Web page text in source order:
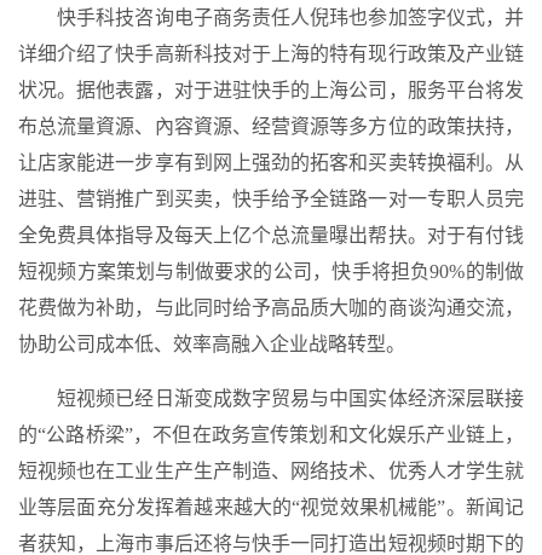
快手科技咨询电子商务责任人倪玮也参加签字仪式，并
详细介绍了快手高新科技对于上海的特有现行政策及产业链
状况。据他表露，对于进驻快手的上海公司，服务平台将发
布总流量資源、內容資源、经营資源等多方位的政策扶持，
让店家能进一步享有到网上强劲的拓客和买卖转换褔利。从
进驻、营销推广到买卖，快手给予全链路一对一专职人员完
全免费具体指导及每天上亿个总流量曝出帮扶。对于有付钱
短视频方案策划与制做要求的公司，快手将担负90%的制做
花费做为补助，与此同时给予高品质大咖的商谈沟通交流，
协助公司成本低、效率高融入企业战略转型。
短视频已经日渐变成数字贸易与中国实体经济深层联接
的“公路桥梁”，不但在政务宣传策划和文化娱乐产业链上，
短视频也在工业生产生产制造、网络技术、优秀人才学生就
业等层面充分发挥着越来越大的“视觉效果机械能”。新闻记
者获知，上海市事后还将与快手一同打造出短视频时期下的